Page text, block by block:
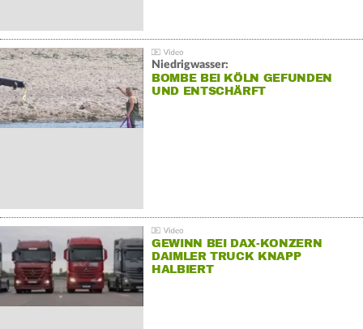
Niedrigwasser:
BOMBE BEI KÖLN GEFUNDEN
UND ENTSCHÄRFT
GEWINN BEI DAX-KONZERN
DAIMLER TRUCK KNAPP
HALBIERT